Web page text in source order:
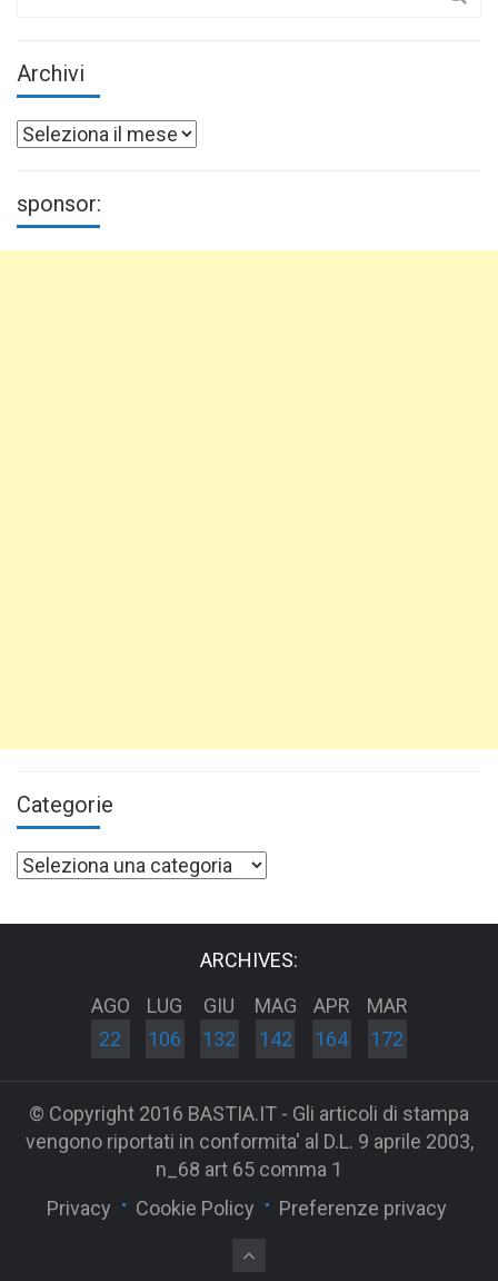
Archivi
Archivi
sponsor:
Categorie
Categorie
ARCHIVES:
AGO
22
LUG
106
GIU
132
MAG
142
APR
164
MAR
172
© Copyright 2016 BASTIA.IT - Gli articoli di stampa
vengono riportati in conformita' al D.L. 9 aprile 2003,
n_68 art 65 comma 1
Privacy
Cookie Policy Preferenze privacy